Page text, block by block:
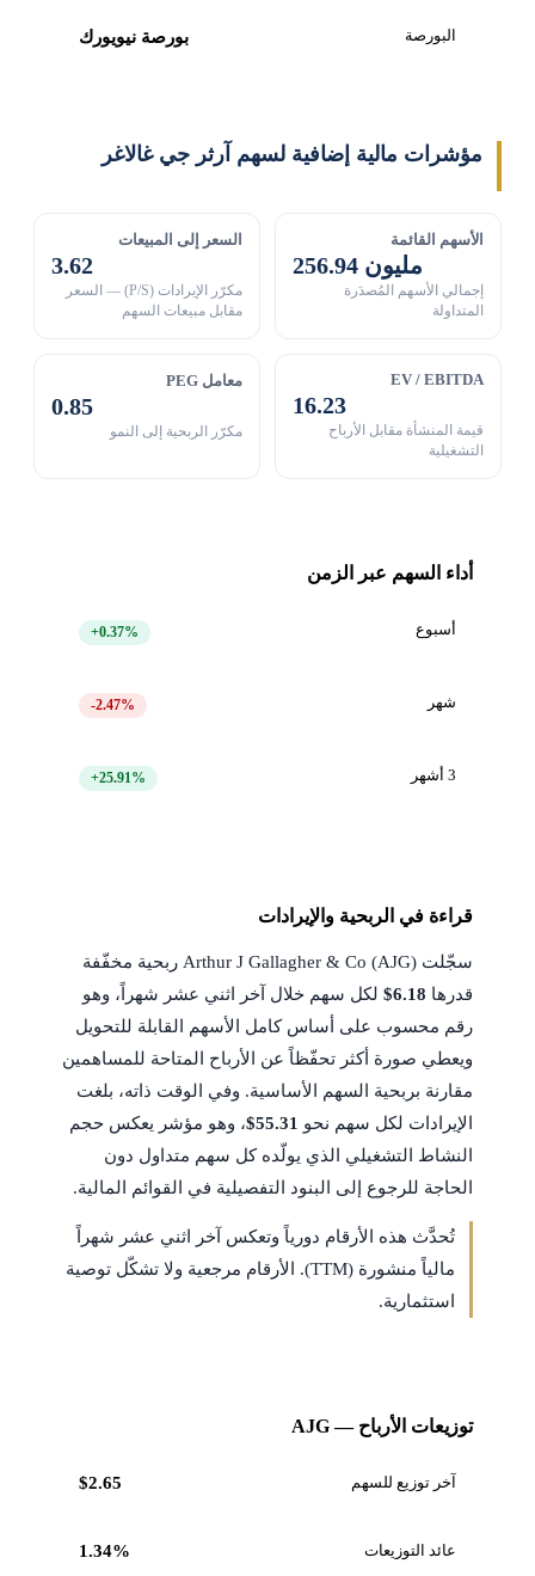
البورصة بورصة نيويورك
مؤشرات مالية إضافية لسهم آرثر جي غالاغر
الأسهم القائمة
256.94 مليون
إجمالي الأسهم المُصدَرة
المتداولة
السعر إلى المبيعات
3.62
مكرّر الإيرادات (P/S) — السعر
مقابل مبيعات السهم
EV / EBITDA
16.23
قيمة المنشأة مقابل الأرباح
التشغيلية
معامل PEG
0.85
مكرّر الربحية إلى النمو
أداء السهم عبر الزمن
أسبوع +0.37%
شهر -2.47%
3 أشهر +25.91%
قراءة في الربحية والإيرادات
سجّلت Arthur J Gallagher & Co (AJG) ربحية مخفّفة
قدرها $6.18لكل سهم خلال آخر اثني عشر شهراً، وهو
رقم محسوب على أساس كامل الأسهم القابلة للتحويل
ويعطي صورة أكثر تحفّظاً عن الأرباح المتاحة للمساهمين
مقارنة بربحية السهم الأساسية. وفي الوقت ذاته، بلغت
الإيرادات لكل سهم نحو $55.31، وهو مؤشر يعكس حجم
النشاط التشغيلي الذي يولّده كل سهم متداول دون
الحاجة للرجوع إلى البنود التفصيلية في القوائم المالية.
تُحدَّث هذه الأرقام دورياً وتعكس آخر اثني عشر شهراً
مالياً منشورة (TTM). الأرقام مرجعية ولا تشكّل توصية
استثمارية.
توزيعات الأرباح — AJG
آخر توزيع للسهم $2.65
عائد التوزيعات 1.34%